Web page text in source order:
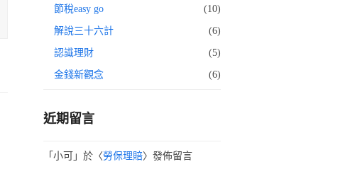
節稅easy go (10)
解說三十六計 (6)
認識理財 (5)
金錢新觀念 (6)
近期留言
「 小可 」於〈勞保理賠〉發佈留言